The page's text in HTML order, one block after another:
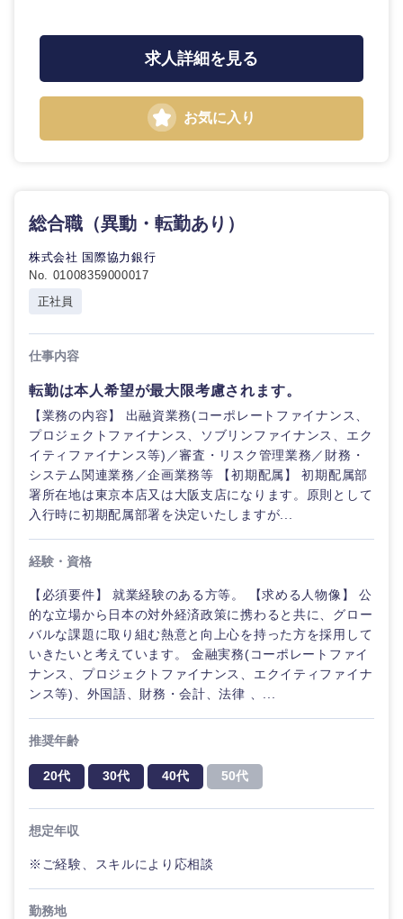
九州・沖縄
福岡県
長崎県 熊本県
大分県
鹿児島県 沖縄県
海外
求人詳細を見る
お気に入り
総合職（異動・転勤あり）
株式会社 国際協力銀行
No. 01008359000017
正社員
仕事内容
転勤は本人希望が最大限考慮されます。
【業務の内容】 出融資業務(コーポレートファイナンス、
プロジェクトファイナンス、ソブリンファイナンス、エク
イティファイナンス等)／審査・リスク管理業務／財務・
システム関連業務／企画業務等 【初期配属】 初期配属部
署所在地は東京本店又は大阪支店になります。原則として
入行時に初期配属部署を決定いたしますが...
経験・資格
【必須要件】 就業経験のある方等。 【求める人物像】 公
的な立場から日本の対外経済政策に携わると共に、グロー
バルな課題に取り組む熱意と向上心を持った方を採用して
いきたいと考えています。 金融実務(コーポレートファイ
ナンス、プロジェクトファイナンス、エクイティファイナ
ンス等)、外国語、財務・会計、法律 、...
推奨年齢
20代 30代 40代 50代
想定年収
※ご経験、スキルにより応相談
勤務地